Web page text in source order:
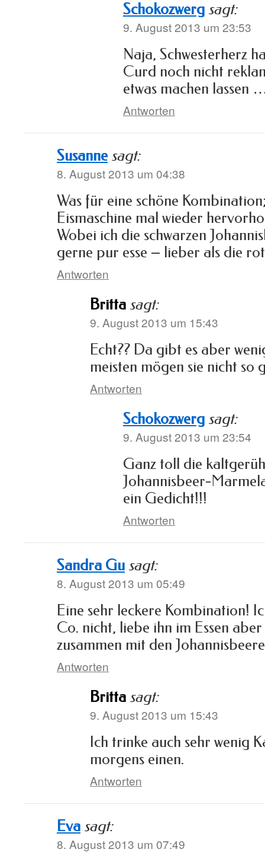
Schokozwerg sagt:
9. August 2013 um 23:53
Naja, Schwesterherz
Curd noch nicht
etwas machen lassen
Antworten
Susanne sagt:
8. August 2013 um 04:38
Was für eine schöne
Eismaschine mal wieder
Wobei ich die schwarzen
gerne pur esse – lieber als die
Antworten
Britta sagt:
9. August 2013 um 15:43
Echt?? Da gibt es aber
meisten mögen sie nicht so
Antworten
Schokozwerg sagt:
9. August 2013 um 23:54
Ganz toll die
Johannisbeer-
ein Gedicht!!!
Antworten
Sandra Gu sagt:
8. August 2013 um 05:49
Eine sehr leckere Kombination!
Co. nicht, liebe ihn im Essen
zusammen mit den
Antworten
Britta sagt:
9. August 2013 um 15:43
Ich trinke auch sehr wenig
morgens einen.
Antworten
Eva sagt:
8. August 2013 um 07:49